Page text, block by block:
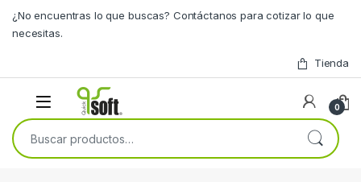
¿No encuentras lo que buscas? Contáctanos para cotizar lo que
necesitas.
Tienda
0
Buscar por: